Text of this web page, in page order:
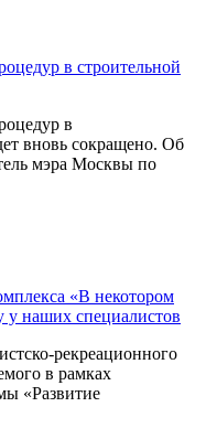
в строительной
в
вновь сокращено. Об
мэра Москвы по
«В некотором
у наших специалистов
рекреационного
в рамках
«Развитие